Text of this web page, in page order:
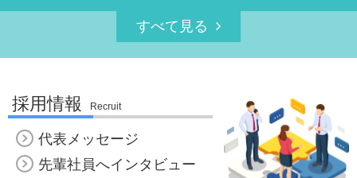
すべて見る
採用情報 Recruit
代表メッセージ
先輩社員へインタビュー